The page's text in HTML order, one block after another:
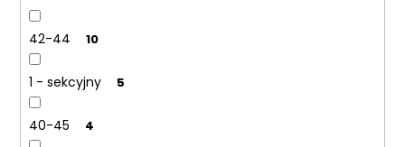
42-44 10
1 - sekcyjny 5
40-45 4